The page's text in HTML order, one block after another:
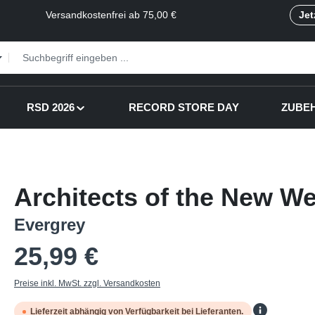
Versandkostenfrei ab 75,00 €
RSD 2026 RECORD STORE DAY
Architects of the New
Evergrey
25,99 €
Preise inkl. MwSt. zzgl. Versandkosten
Lieferzeit abhängig von Verfügbarkeit bei Lieferanten.